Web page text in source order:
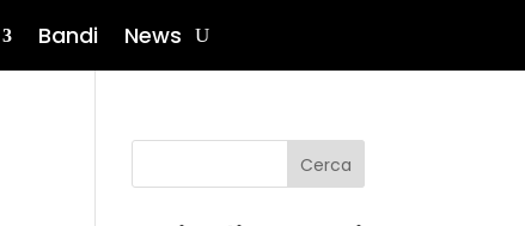
Bandi News
Cerca